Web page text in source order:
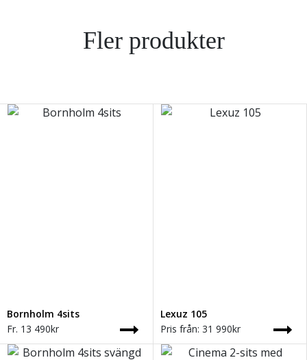
Fler produkter
Bornholm 4sits
Fr. 13 490kr
Lexuz 105
Pris från: 31 990kr